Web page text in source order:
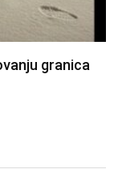
granica